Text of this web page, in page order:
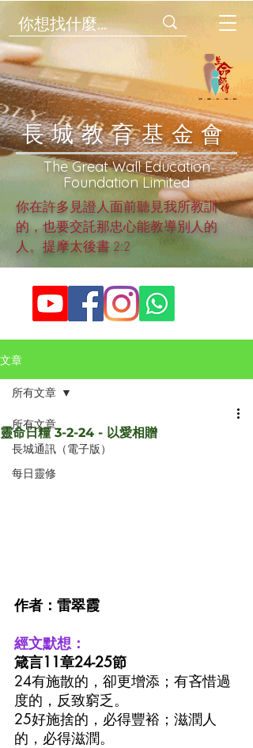
​長城教育基金會
​The Great Wall Education
Foundation Limited
你在許多見證人面前聽見我所教訓
的，也要交託那忠心能教導別人的
人。提摩太後書 2:2
文章
所有文章
長城通訊（電子版）
每日靈修
所有文章
靈命日糧 3-2-24 - 以愛相贈
作者：雷翠霞
經文默想：
箴言11章24-25節
24有施散的，卻更增添；有吝惜過
度的，反致窮乏。
25好施捨的，必得豐裕；滋潤人
的，必得滋潤。